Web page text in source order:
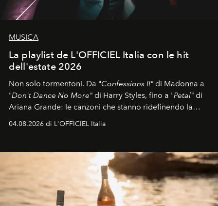
MUSICA
La playlist de L'OFFICIEL Italia con le hit
dell'estate 2026
Non solo tormentoni. Da "Confessions II" di Madonna a
"Don't Dance No More" di Harry Styles, fino a "Petal" di
Ariana Grande: le canzoni che stanno ridefinendo la
04.08.2026 di L'OFFICIEL Italia